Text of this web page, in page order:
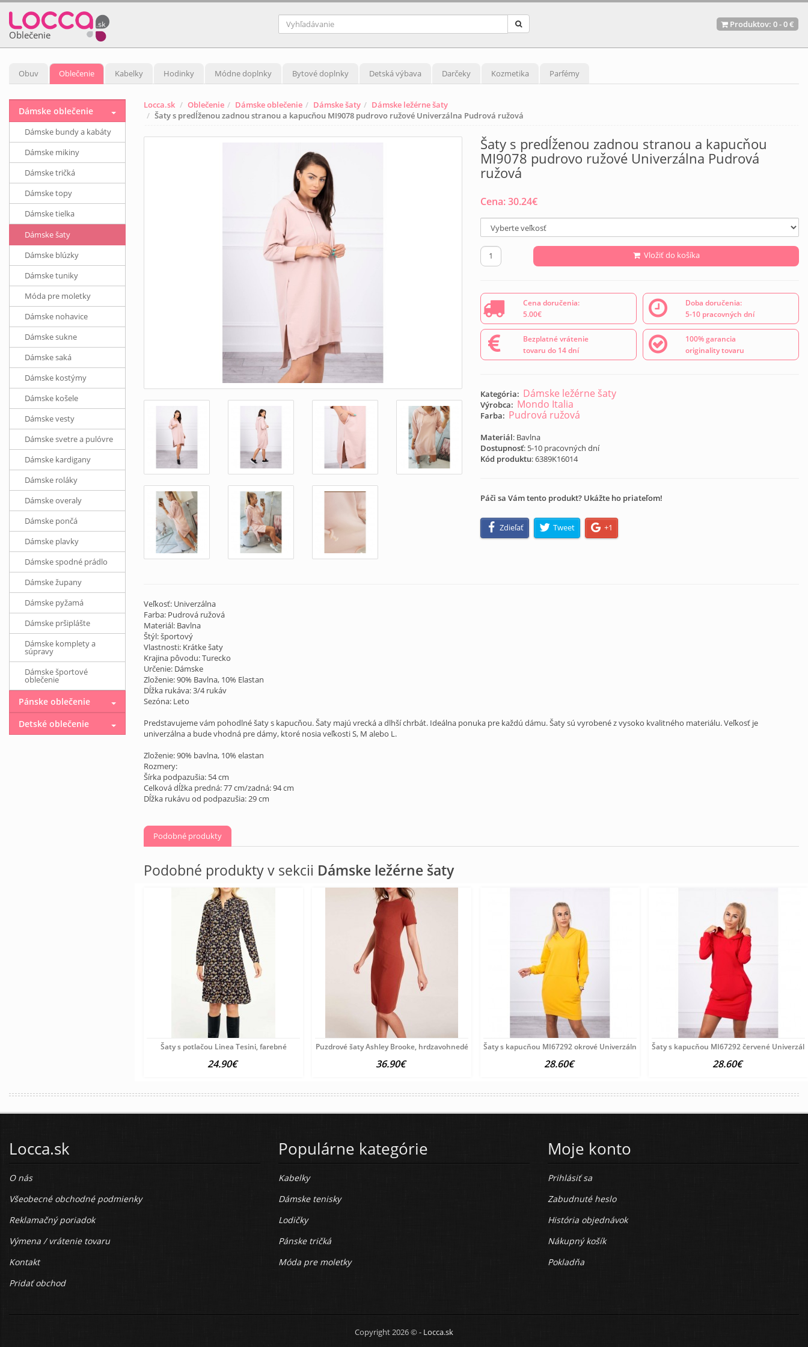
Oblečenie
Produktov: 0-0 €
Obuv Oblečenie Kabelky Hodinky Módne doplnky Bytové doplnky Detská výbava Darčeky Kozmetika Parfémy
Locca.sk Oblečenie Dámske oblečenie Dámske šaty
Dámske ležérne šaty
Šaty s predĺženou zadnou stranou a kapucňou MI9078 pudrovo ružové Univerzálna Pudrová ružová
Šaty s predĺženou zadnou stranou a kapucňou
MI9078 pudrovo ružové Univerzálna Pudrová
ružová
Cena:30.24€
Vložiť do košíka
Cena doručenia:
5.00€
Doba doručenia:
5-10 pracovných dní
Bezplatné vrátenie
tovaru do 14 dní
100% garancia
originality tovaru
Kategória: Dámske ležérne šaty
Výrobca: Mondo Italia
Farba: Pudrová ružová
Materiál: Bavlna
Dostupnosť: 5-10 pracovných dní
Kód produktu:6389K16014
Páči sa Vám tento produkt? Ukážte ho priateľom!
Zdieľať Tweet +1
Veľkosť: Univerzálna
Farba: Pudrová ružová
Materiál: Bavlna
Štýl: športový
Vlastnosti: Krátke šaty
Krajina pôvodu: Turecko
Určenie: Dámske
Zloženie: 90% Bavlna, 10% Elastan
Dĺžka rukáva: 3/4 rukáv
Sezóna: Leto
Predstavujeme vám pohodlné šaty s kapucňou. Šaty majú vrecká a dlhší chrbát. Ideálna ponuka pre každú dámu. Šaty sú vyrobené z vysoko kvalitného materiálu. Veľkosť je
univerzálna a bude vhodná pre dámy, ktoré nosia veľkosti S, M alebo L.
Zloženie: 90% bavlna, 10% elastan
Rozmery:
Šírka podpazušia: 54 cm
Celková dĺžka predná: 77 cm/zadná: 94 cm
Dĺžka rukávu od podpazušia: 29 cm
Podobné produkty
Podobné produkty v sekcii Dámske ležérne šaty
Šaty s potlačou Linea Tesini, farebné
24.90€
Puzdrové šaty Ashley Brooke, hrdzavohnedé
36.90€
Šaty s kapucňou MI67292 okrové Univerzálna Okrová
28.60€
Šaty s kapucňou MI67292 červené
28.60€
Dámske oblečenie
Dámske bundy a kabáty
Dámske mikiny
Dámske tričká
Dámske topy
Dámske tielka
Dámske šaty
Dámske blúzky
Dámske tuniky
Móda pre moletky
Dámske nohavice
Dámske sukne
Dámske saká
Dámske kostýmy
Dámske košele
Dámske vesty
Dámske svetre a pulóvre
Dámske kardigany
Dámske roláky
Dámske overaly
Dámske pončá
Dámske plavky
Dámske spodné prádlo
Dámske župany
Dámske pyžamá
Dámske pršiplášte
Dámske komplety a
súpravy
Dámske športové
oblečenie
Pánske oblečenie
Detské oblečenie
Locca.sk
O nás
Všeobecné obchodné podmienky
Reklamačný poriadok
Výmena / vrátenie tovaru
Kontakt
Pridať obchod
Populárne kategórie
Kabelky
Dámske tenisky
Lodičky
Pánske tričká
Móda pre moletky
Moje konto
Prihlásiť sa
Zabudnuté heslo
História objednávok
Nákupný košík
Pokladňa
Copyright 2026 © - Locca.sk